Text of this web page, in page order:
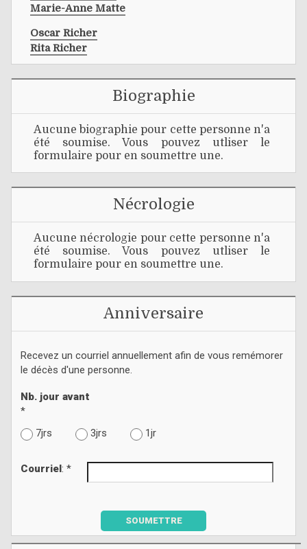
Marie-Anne Matte
Oscar Richer
Rita Richer
Biographie
Aucune biographie pour cette personne n'a
été soumise. Vous pouvez utliser le
formulaire pour en soumettre une.
Nécrologie
Aucune nécrologie pour cette personne n'a
été soumise. Vous pouvez utliser le
formulaire pour en soumettre une.
Anniversaire
Recevez un courriel annuellement afin de vous remémorer
le décès d'une personne.
Nb. jour avant
*
7jrs
3jrs 1jr
Courriel : *
SOUMETTRE